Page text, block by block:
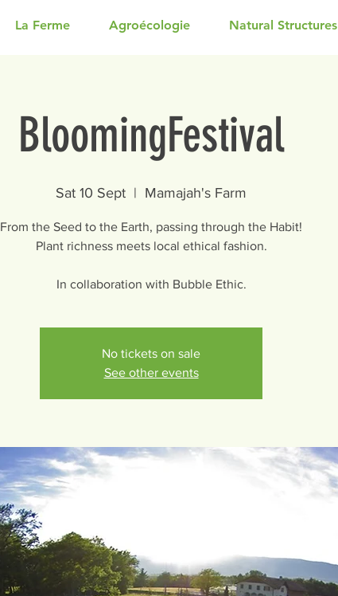
La Ferme Agroécologie Natural Structures
BloomingFestival
Sat 10 Sept
  |
Mamajah's Farm
From the Seed to the Earth, passing through the Habit!
Plant richness meets local ethical fashion.
In collaboration with Bubble Ethic.
No tickets on sale
See other events